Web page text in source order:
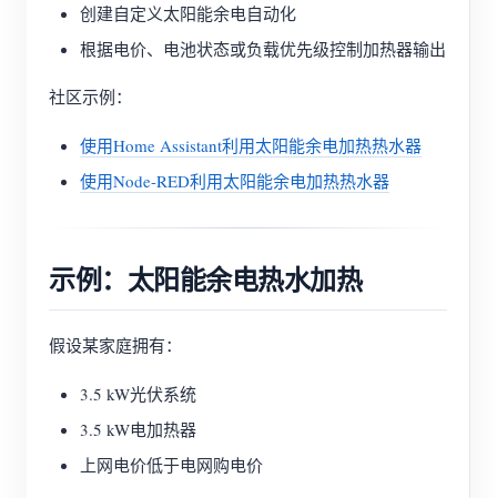
创建自定义太阳能余电自动化
根据电价、电池状态或负载优先级控制加热器输出
社区示例：
使用Home Assistant利用太阳能余电加热热水器
使用Node-RED利用太阳能余电加热热水器
示例：太阳能余电热水加热
假设某家庭拥有：
3.5 kW光伏系统
3.5 kW电加热器
上网电价低于电网购电价